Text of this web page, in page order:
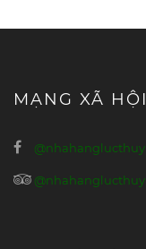
MẠNG XÃ HỘI
@nhahanglucthuy
@nhahanglucthuy